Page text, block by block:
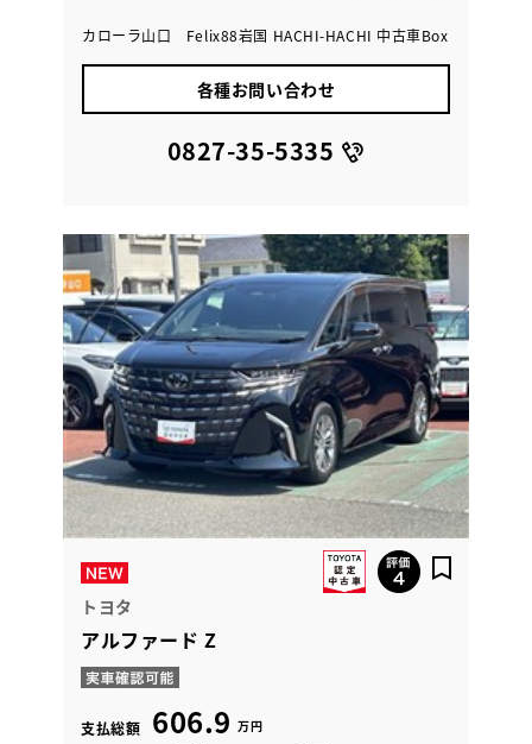
カローラ山口 Felix88岩国 HACHI-HACHI 中古車Box
各種お問い合わせ
0827-35-5335
トヨタ
アルファード Z
支払総額 606.9 万円